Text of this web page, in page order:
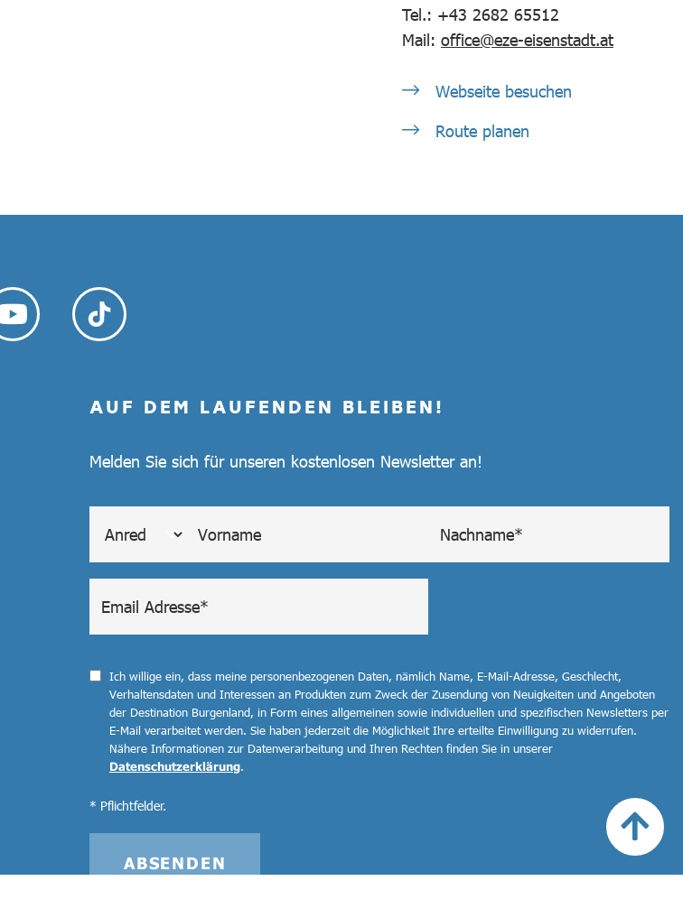
Tel.: +43 2682 65512
Mail: office@eze-eisenstadt.at
Webseite besuchen
Route planen
AUF DEM LAUFENDEN BLEIBEN!
Melden Sie sich für unseren kostenlosen Newsletter an!
Ich willige ein, dass meine personenbezogenen Daten, nämlich Name, E-Mail-Adresse, Geschlecht,
Verhaltensdaten und Interessen an Produkten zum Zweck der Zusendung von Neuigkeiten und Angeboten
der Destination Burgenland, in Form eines allgemeinen sowie individuellen und spezifischen Newsletters per
E-Mail verarbeitet werden. Sie haben jederzeit die Möglichkeit Ihre erteilte Einwilligung zu widerrufen.
Nähere Informationen zur Datenverarbeitung und Ihren Rechten finden Sie in unserer
Datenschutzerklärung.
* Pflichtfelder.
ABSENDEN